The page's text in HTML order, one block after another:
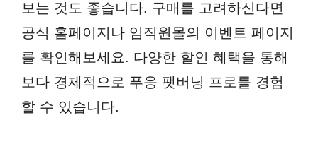
보는 것도 좋습니다. 구매를 고려하신다면
공식 홈페이지나 임직원몰의 이벤트 페이지
를 확인해보세요. 다양한 할인 혜택을 통해
보다 경제적으로 푸응 팻버닝 프로를 경험
할 수 있습니다.